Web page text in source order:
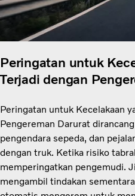
Peringatan untuk
Terjadi dengan
Peringatan untuk Kecelakaan
Pengereman Darurat
pengendara sepeda, dan
dengan truk. Ketika risiko
memperingatkan pengemudi.
mengambil tindakan